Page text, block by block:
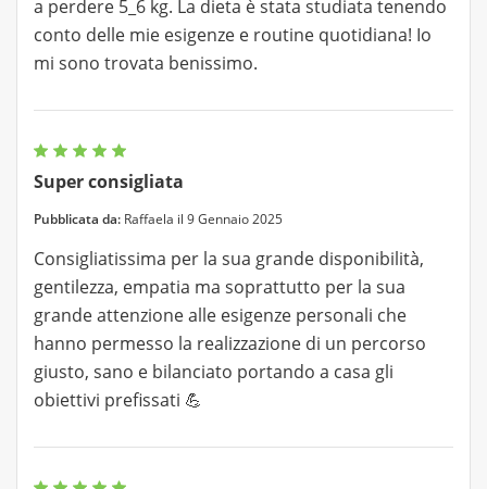
a perdere 5_6 kg. La dieta è stata studiata tenendo
conto delle mie esigenze e routine quotidiana! Io
mi sono trovata benissimo.
Super consigliata
Pubblicata da: Raffaela il 9 Gennaio 2025
Consigliatissima per la sua grande disponibilità,
gentilezza, empatia ma soprattutto per la sua
grande attenzione alle esigenze personali che
hanno permesso la realizzazione di un percorso
giusto, sano e bilanciato portando a casa gli
obiettivi prefissati 💪